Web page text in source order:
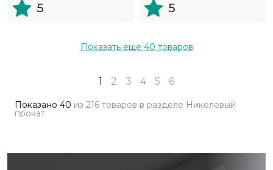
5 5
Показать еще 40 товаров
1 2 3 4 5 6
Показано 40 из 216 товаров в разделе Никелевый
прокат